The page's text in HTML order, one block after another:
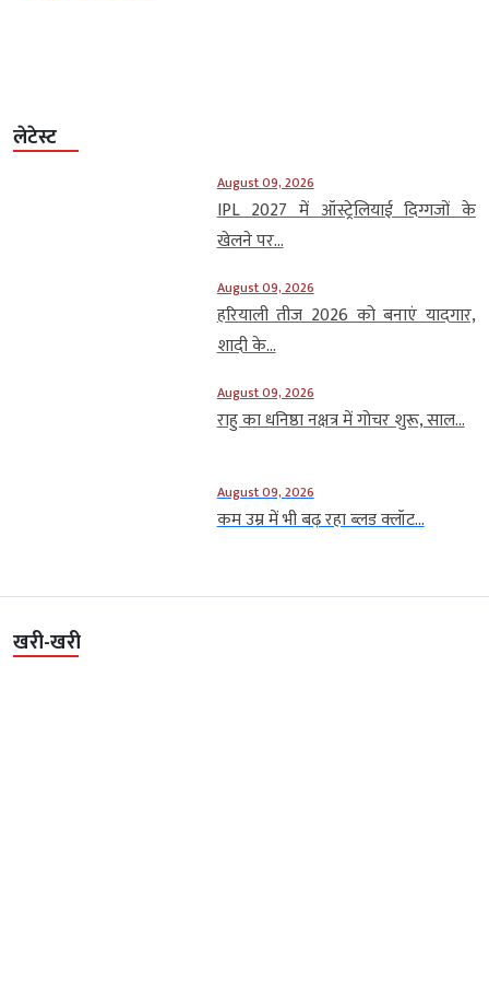
लेटेस्ट
August 09, 2026
IPL 2027 में ऑस्ट्रेलियाई दिग्गजों के
खेलने पर...
August 09, 2026
हरियाली तीज 2026 को बनाएं यादगार,
शादी के...
August 09, 2026
राहु का धनिष्ठा नक्षत्र में गोचर शुरू, साल...
August 09, 2026
कम उम्र में भी बढ़ रहा ब्लड क्लॉट...
खरी-खरी